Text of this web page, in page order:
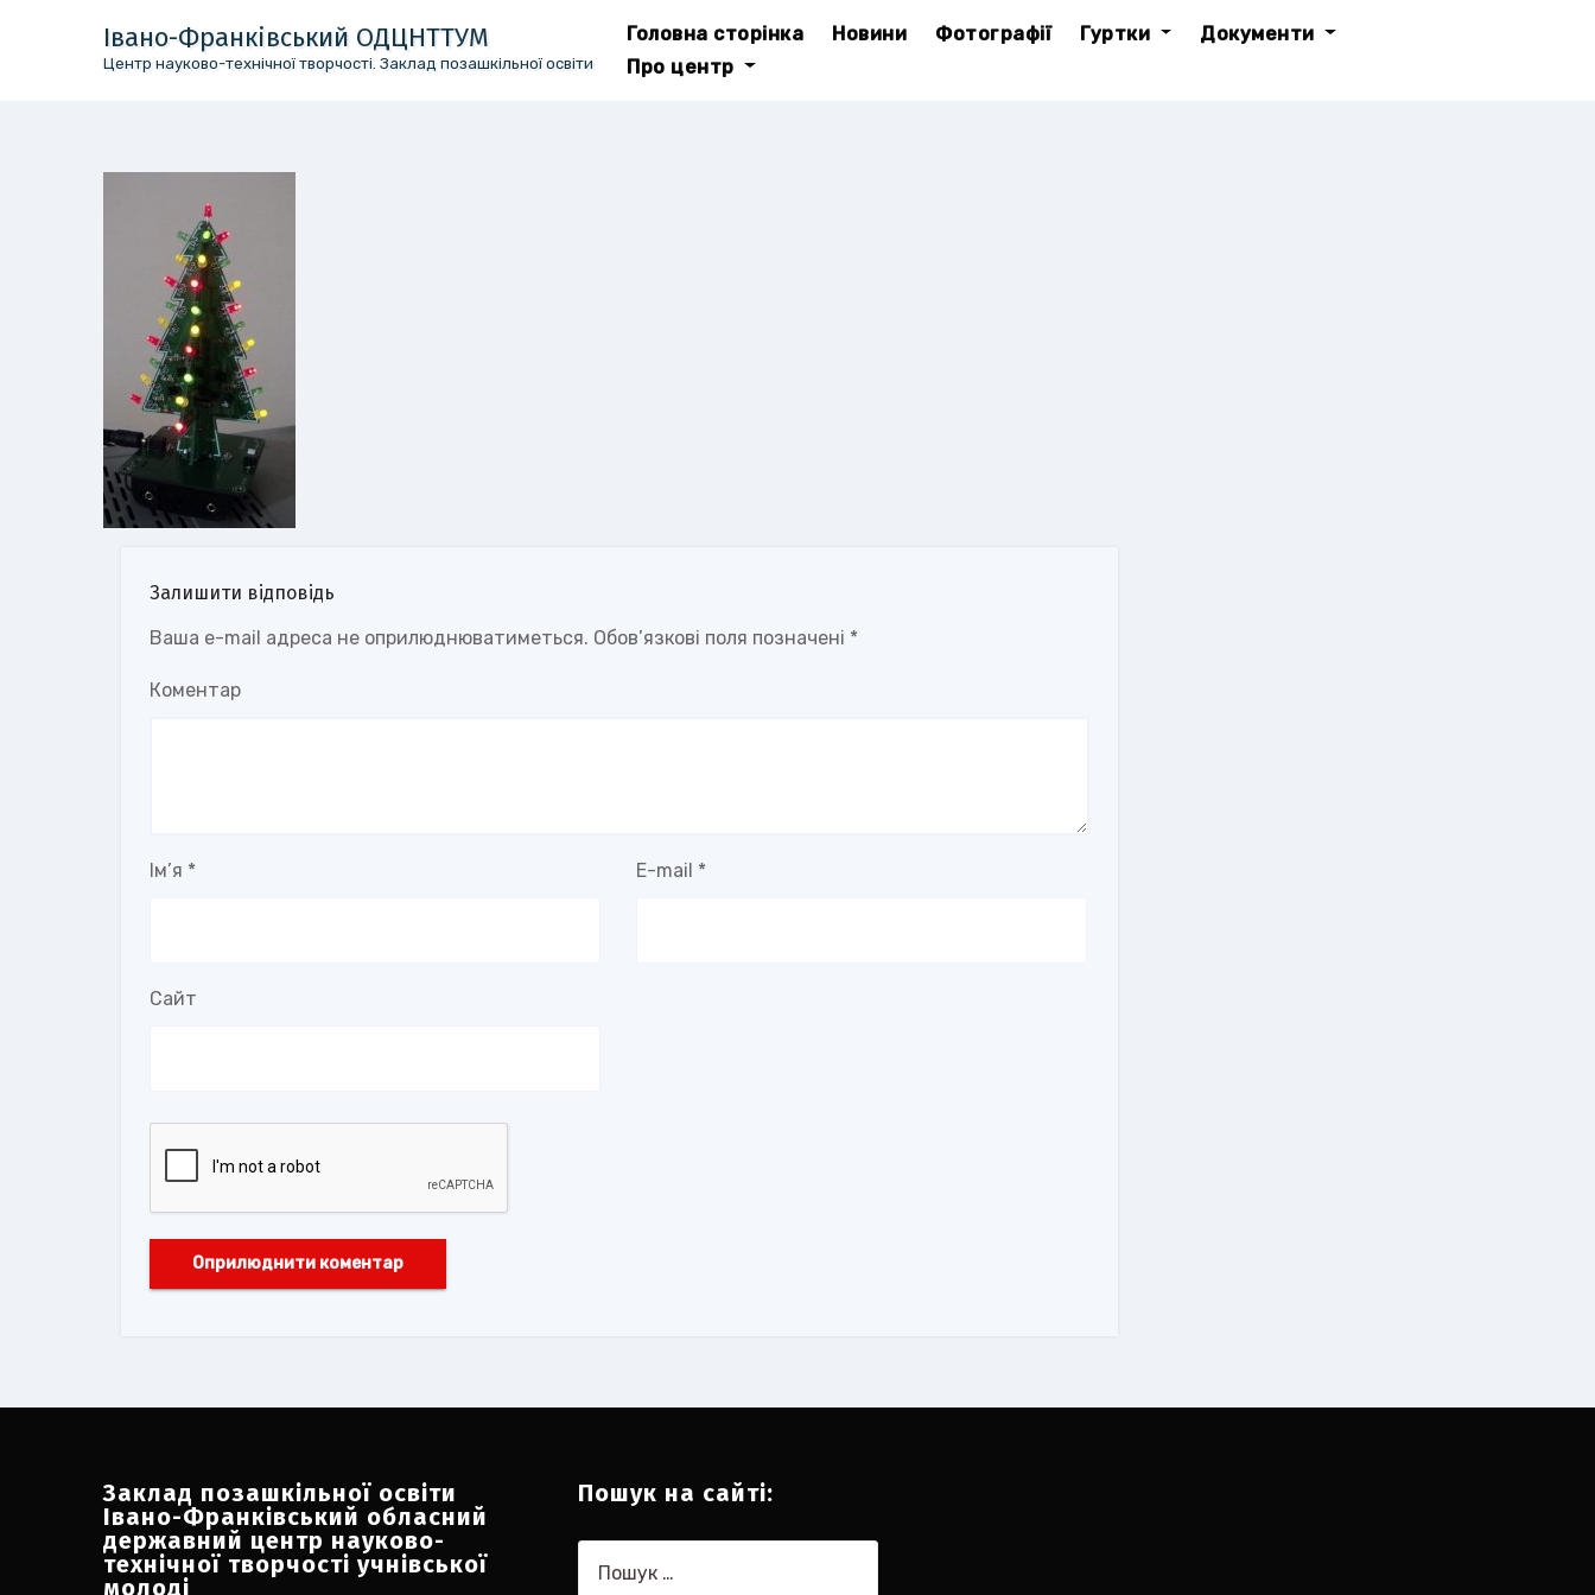
Івано-Франківський ОДЦНТТУМ
Центр науково-технічної творчості. Заклад позашкільної освіти
Головна сторінка Новини Фотографії Гуртки
Документи
Про центр
Залишити відповідь
Ваша e-mail адреса не оприлюднюватиметься. Обов’язкові поля позначені *
Коментар
Ім’я * E-mail *
Сайт
Заклад позашкільної освіти
Івано-Франківський обласний
державний центр науково-
технічної творчості учнівської
молоді
Пошук на сайті: